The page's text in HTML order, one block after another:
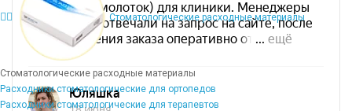
Стоматологические расходные материалы
Стоматологические расходные материалы
Расходники стоматологические для ортопедов
Расходники стоматологические для терапевтов